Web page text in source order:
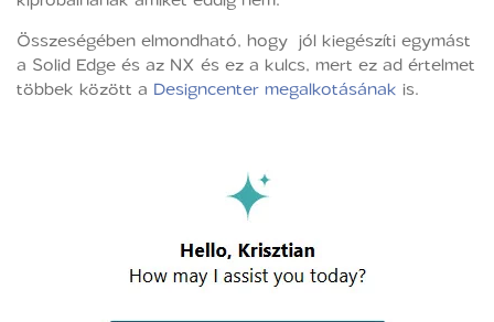
Összeségében elmondható, hogy jól kiegészíti egymást
a Solid Edge és az NX és ez a kulcs, mert ez ad értelmet
többek között a Designcenter megalkotásának is.